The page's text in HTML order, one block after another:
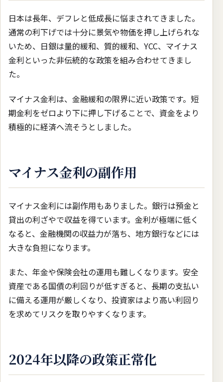
日本は長年、デフレと低成長に悩まされてきました。
通常の利下げでは十分に景気や物価を押し上げられな
いため、日銀は量的緩和、質的緩和、YCC、マイナス
金利といった非伝統的な政策を組み合わせてきまし
た。
マイナス金利は、金融緩和の限界に近い政策です。短
期金利をゼロより下に押し下げることで、資金をより
積極的に経済へ流そうとしました。
マイナス金利の副作用
マイナス金利には副作用もありました。銀行は預金と
貸出の利ざやで収益を得ています。金利が極端に低く
なると、金融機関の収益力が落ち、地方銀行などには
大きな負担になります。
また、年金や保険会社の運用も難しくなります。安全
資産である国債の利回りが低すぎると、長期の支払い
に備える運用が厳しくなり、投資家はより高い利回り
を求めてリスクを取りやすくなります。
2024年以降の政策正常化